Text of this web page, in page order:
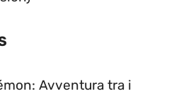
Avventura tra i